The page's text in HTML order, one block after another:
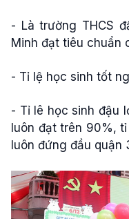
- Là trường THCS
Minh đạt tiêu chuẩn
- Tỉ lệ học sinh tốt
- Tỉ lê học sinh đậu
luôn đạt trên 90%,
luôn đứng đầu quận